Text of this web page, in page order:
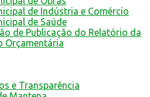
de Indústria e Comércio
de Saúde
de Publicação do Relatório da
Orçamentária
e Transparência